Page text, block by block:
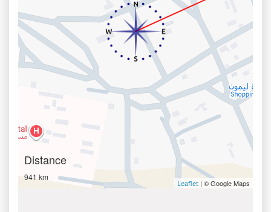
Distance
941 km
Leaflet | © Google Maps